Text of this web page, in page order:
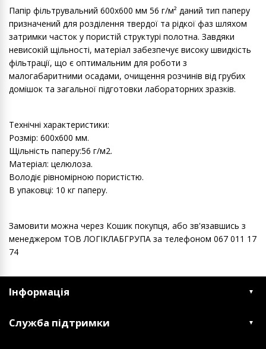
Папір фільтрувальний 600х600 мм 56 г/м² даний тип паперу
призначений для розділення твердої та рідкої фаз шляхом
затримки часток у пористій структурі полотна. Завдяки
невисокій щільності, матеріал забезпечує високу швидкість
фільтрації, що є оптимальним для роботи з
малогабаритними осадами, очищення розчинів від грубих
домішок та загальної підготовки лабораторних зразків.
Технічні характеристики:
Розмір: 600х600 мм.
Щільність паперу:56 г/м2.
Матеріал: целюлоза.
Володіє рівномірною пористістю.
В упаковці: 10 кг паперу.
Замовити можна через Кошик покупця, або зв'язавшись з
менеджером ТОВ ЛОГІКЛАБГРУПА за телефоном 067 011 17
74
Інформація
Служба підтримки